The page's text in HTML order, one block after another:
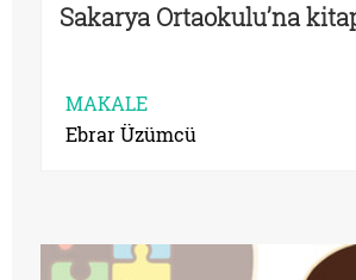
Sakarya Ortaokulu’na
MAKALE
Ebrar Üzümcü